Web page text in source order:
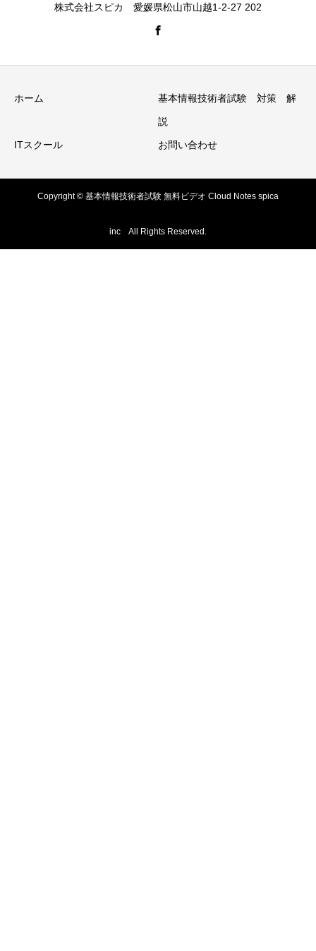
株式会社スピカ 愛媛県松山市山越1-2-27 202
ホーム 基本情報技術者試験 対策 解
説
ITスクール お問い合わせ
Copyright © 基本情報技術者試験 無料ビデオ Cloud Notes spica
inc All Rights Reserved.